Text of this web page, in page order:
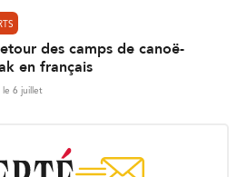
des camps de canoë-
en français
le 6 juillet